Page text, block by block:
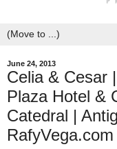
June 24, 2013
Celia & Cesar
Plaza Hotel &
Catedral |
RafyVega.com